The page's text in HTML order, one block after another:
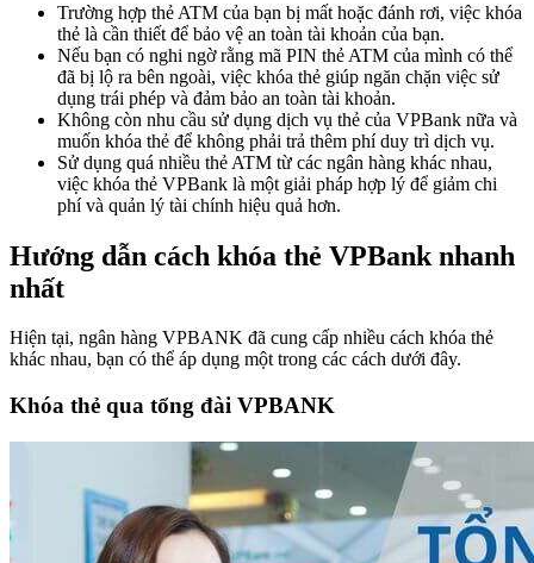
Trường hợp thẻ ATM của bạn bị mất hoặc đánh rơi, việc khóa
thẻ là cần thiết để bảo vệ an toàn tài khoản của bạn.
Nếu bạn có nghi ngờ rằng mã PIN thẻ ATM của mình có thể
đã bị lộ ra bên ngoài, việc khóa thẻ giúp ngăn chặn việc sử
dụng trái phép và đảm bảo an toàn tài khoản.
Không còn nhu cầu sử dụng dịch vụ thẻ của VPBank nữa và
muốn khóa thẻ để không phải trả thêm phí duy trì dịch vụ.
Sử dụng quá nhiều thẻ ATM từ các ngân hàng khác nhau,
việc khóa thẻ VPBank là một giải pháp hợp lý để giảm chi
phí và quản lý tài chính hiệu quả hơn.
Hướng dẫn cách khóa thẻ VPBank nhanh
nhất
Hiện tại, ngân hàng VPBANK đã cung cấp nhiều cách khóa thẻ
khác nhau, bạn có thể áp dụng một trong các cách dưới đây.
Khóa thẻ qua tổng đài VPBANK